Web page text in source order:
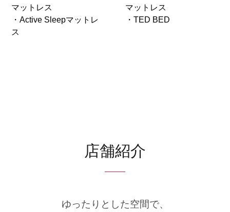
マットレス
・Active Sleepマットレ
ス
マットレス
・TED BED
店舗紹介
ゆったりとした空間で、